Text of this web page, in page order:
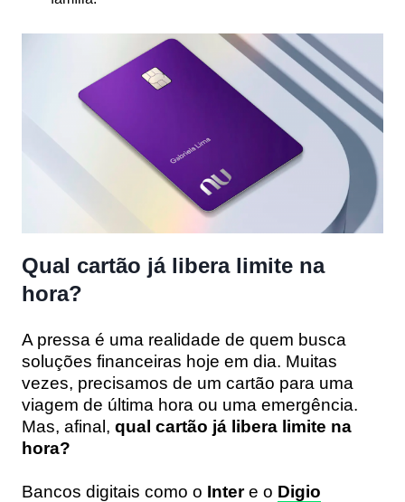
Qual cartão já libera limite na
hora?
A pressa é uma realidade de quem busca
soluções financeiras hoje em dia. Muitas
vezes, precisamos de um cartão para uma
viagem de última hora ou uma emergência.
Mas, afinal, qual cartão já libera limite na
hora?
Bancos digitais como o Intere o Digio